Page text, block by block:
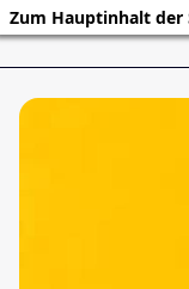
Zum Hauptinhalt der